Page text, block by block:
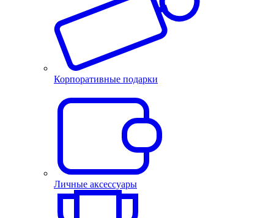
Корпоративные подарки
Личные аксессуары